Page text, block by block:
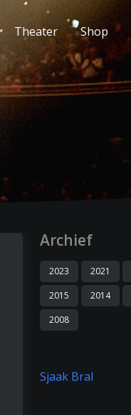
Theater Shop
Archief
2023 2021
2015
2014
2008
Sjaak Bral